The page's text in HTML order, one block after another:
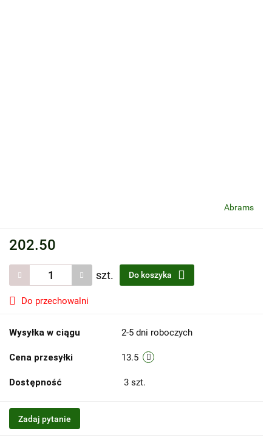
Abrams
202.50
szt. Do koszyka
Do przechowalni
Wysyłka w ciągu 2-5 dni roboczych
Cena przesyłki 13.5
Dostępność 3 szt.
Zadaj pytanie